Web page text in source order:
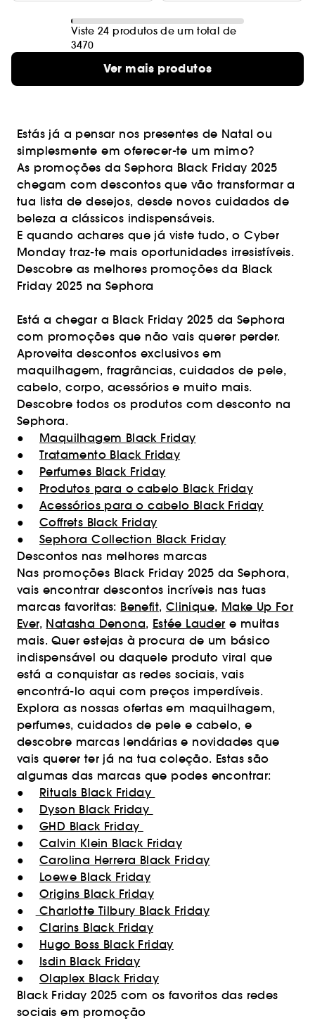
Viste 24 produtos de um total de
3470
Ver mais produtos
Estás já a pensar nos presentes de Natal ou
simplesmente em oferecer-te um mimo?
As promoções da Sephora Black Friday 2025
chegam com descontos que vão transformar a
tua lista de desejos, desde novos cuidados de
beleza a clássicos indispensáveis.
E quando achares que já viste tudo, o Cyber
Monday traz-te mais oportunidades irresistíveis.
Descobre as melhores promoções da Black
Friday 2025 na Sephora
Está a chegar a Black Friday 2025 da Sephora
com promoções que não vais querer perder.
Aproveita descontos exclusivos em
maquilhagem, fragrâncias, cuidados de pele,
cabelo, corpo, acessórios e muito mais.
Descobre todos os produtos com desconto na
Sephora.
● Maquilhagem Black Friday
● Tratamento Black Friday
● Perfumes Black Friday
● Produtos para o cabelo Black Friday
● Acessórios para o cabelo Black Friday
● Coffrets Black Friday
● Sephora Collection Black Friday
Descontos nas melhores marcas
Nas promoções Black Friday 2025 da Sephora,
vais encontrar descontos incríveis nas tuas
marcas favoritas: Benefit, Clinique, Make Up For
Ever, Natasha Denona, Estée Lauder e muitas
mais. Quer estejas à procura de um básico
indispensável ou daquele produto viral que
está a conquistar as redes sociais, vais
encontrá-lo aqui com preços imperdíveis.
Explora as nossas ofertas em maquilhagem,
perfumes, cuidados de pele e cabelo, e
descobre marcas lendárias e novidades que
vais querer ter já na tua coleção. Estas são
algumas das marcas que podes encontrar:
● Rituals Black Friday
● Dyson Black Friday
● GHD Black Friday
● Calvin Klein Black Friday
● Carolina Herrera Black Friday
● Loewe Black Friday
● Origins Black Friday
●
Charlotte Tilbury Black Friday
● Clarins Black Friday
● Hugo Boss Black Friday
● Isdin Black Friday
● Olaplex Black Friday
Black Friday 2025 com os favoritos das redes
sociais em promoção